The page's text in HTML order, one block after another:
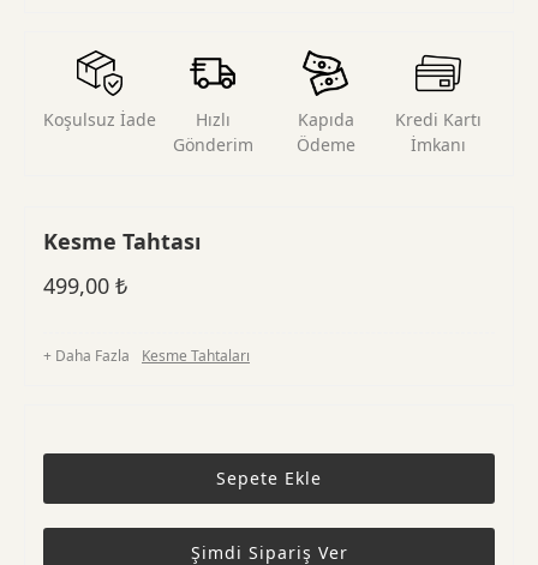
Koşulsuz İade
Hızlı
Gönderim
Kapıda
Ödeme
Kredi Kartı
İmkanı
Kesme Tahtası
499,00 ₺
+ Daha Fazla Kesme Tahtaları
Sepete Ekle
Şimdi Sipariş Ver